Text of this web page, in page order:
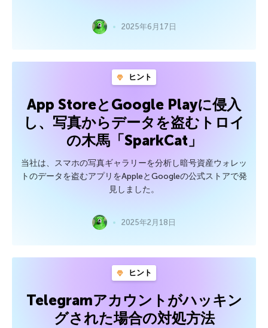
2025年6月17日
ヒント
App StoreとGoogle Playに侵入
し、写真からデータを盗むトロイ
の木馬「SparkCat」
当社は、スマホの写真ギャラリーを分析し暗号資産ウォレッ
トのデータを盗むアプリをAppleとGoogleの公式ストアで発
見しました。
2025年2月18日
ヒント
Telegramアカウントがハッキン
グされた場合の対処方法